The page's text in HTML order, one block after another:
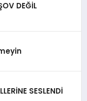
DEĞİL
SESLENDİ